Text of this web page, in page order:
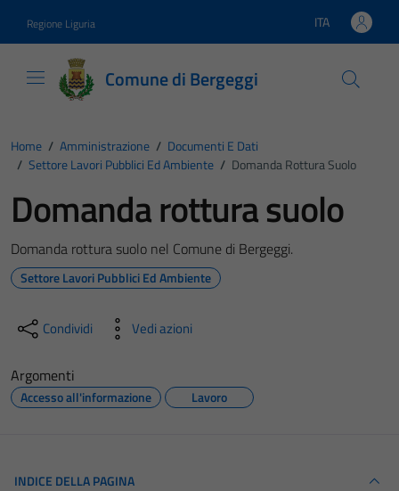
Regione Liguria Lingua attiva:
ITA
Comune di Bergeggi
Home / Amministrazione / Documenti E Dati
/ Settore Lavori Pubblici Ed Ambiente / Domanda Rottura Suolo
Domanda rottura suolo
Domanda rottura suolo nel Comune di Bergeggi.
Settore Lavori Pubblici Ed Ambiente
Condividi Vedi azioni
Argomenti
Accesso all'informazione Lavoro
INDICE DELLA PAGINA